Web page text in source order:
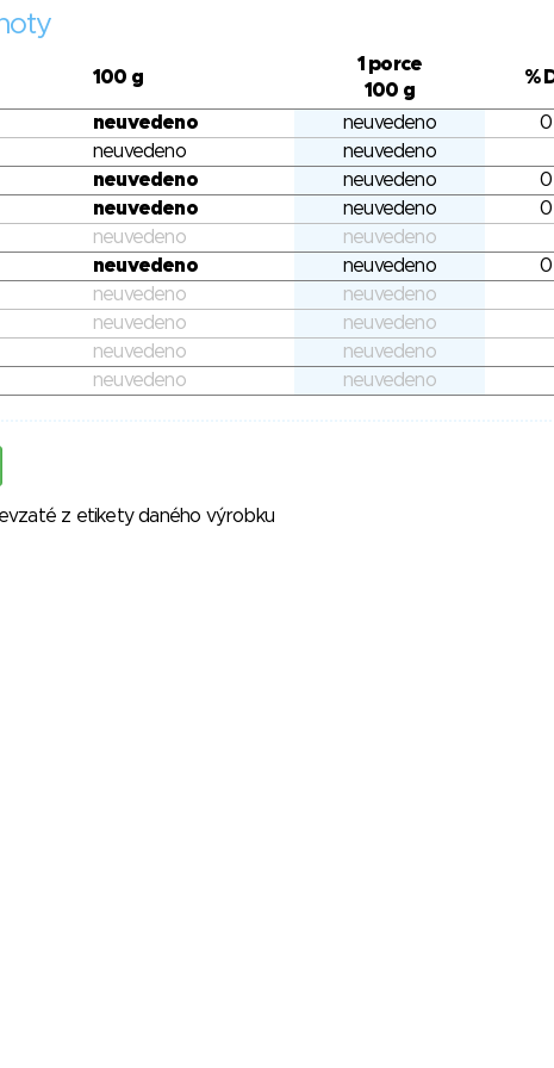
100 g
1 porce
100 g
%
neuvedeno neuvedeno
0
neuvedeno
neuvedeno
neuvedeno neuvedeno
0
neuvedeno neuvedeno
0
neuvedeno
neuvedeno
neuvedeno neuvedeno
0
neuvedeno
neuvedeno
neuvedeno
neuvedeno
neuvedeno
neuvedeno
neuvedeno neuvedeno
z etikety daného výrobku